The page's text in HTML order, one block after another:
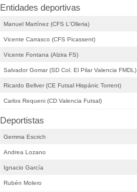
Entidades deportivas
Manuel Martínez (CFS L'Olleria)
Vicente Carrasco (CFS Picassent)
Vicente Fontana (Alzira FS)
Salvador Gomar (SD Col. El Pilar Valencia FMDL)
Ricardo Bellver (CE Futsal Hispánic Torrent)
Carlos Requeni (CD Valencia Futsal)
Deportistas
Gemma Escrich
Andrea Lozano
Ignacio García
Rubén Molero